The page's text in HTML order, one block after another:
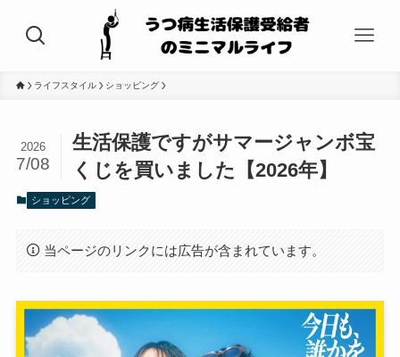
ライフスタイル ショッピング
生活保護ですがサマージャンボ宝
くじを買いました【2026年】
2026
7/08
ショッピング
当ページのリンクには広告が含まれています。